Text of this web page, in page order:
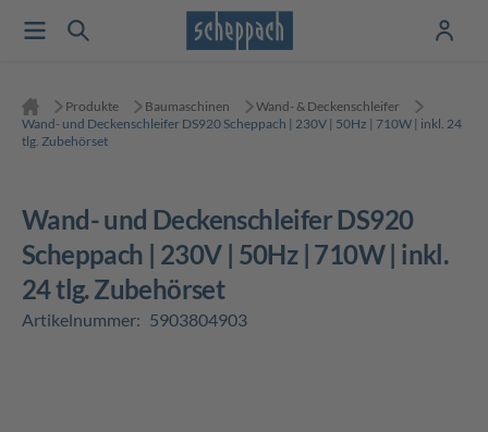
Produkte Baumaschinen
Wand- & Deckenschleifer
Wand- und Deckenschleifer DS920 Scheppach | 230V | 50Hz | 710W | inkl. 24
tlg. Zubehörset
Wand- und Deckenschleifer DS920
Scheppach | 230V | 50Hz | 710W | inkl.
24 tlg. Zubehörset
Artikelnummer: 5903804903